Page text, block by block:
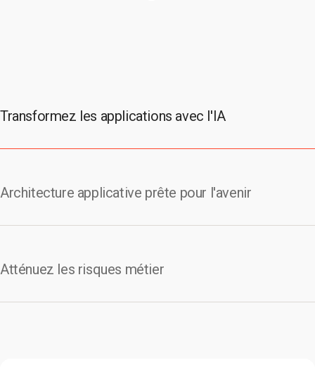
Transformez les applications avec l'IA
Architecture applicative prête pour l'avenir
Atténuez les risques métier